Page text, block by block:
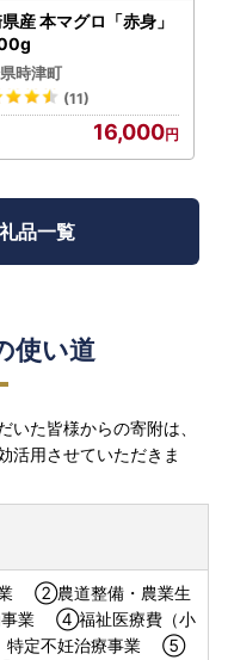
産 本マグロ「赤身」
時津町
(11)
16,000
品一覧
使い道
た皆様からの寄附は、
活用させていただきま
業 ②農道整備・農業生
事業 ④福祉医療費（小
、特定不妊治療事業 ⑤